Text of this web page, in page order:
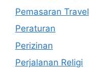
Pemasaran Travel
Peraturan
Perizinan
Perjalanan Religi